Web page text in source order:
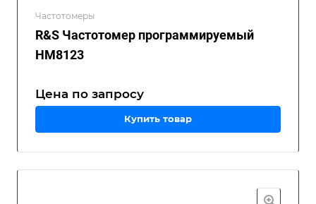
Частотомеры
R&S Частотомер программируемый
НМ8123
Цена по запросу
Купить товар